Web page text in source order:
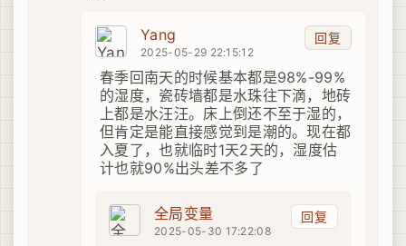
回复
Yang
2025-05-29 22:15:12
春季回南天的时候基本都是98%-99%
的湿度，瓷砖墙都是水珠往下滴，地砖
上都是水汪汪。床上倒还不至于湿的，
但肯定是能直接感觉到是潮的。现在都
入夏了，也就临时1天2天的，湿度估
计也就90%出头差不多了
回复
全局变量
2025-05-30 17:22:08